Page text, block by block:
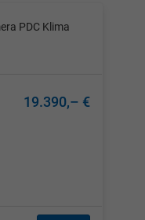
PDC Klima
19.390,– €